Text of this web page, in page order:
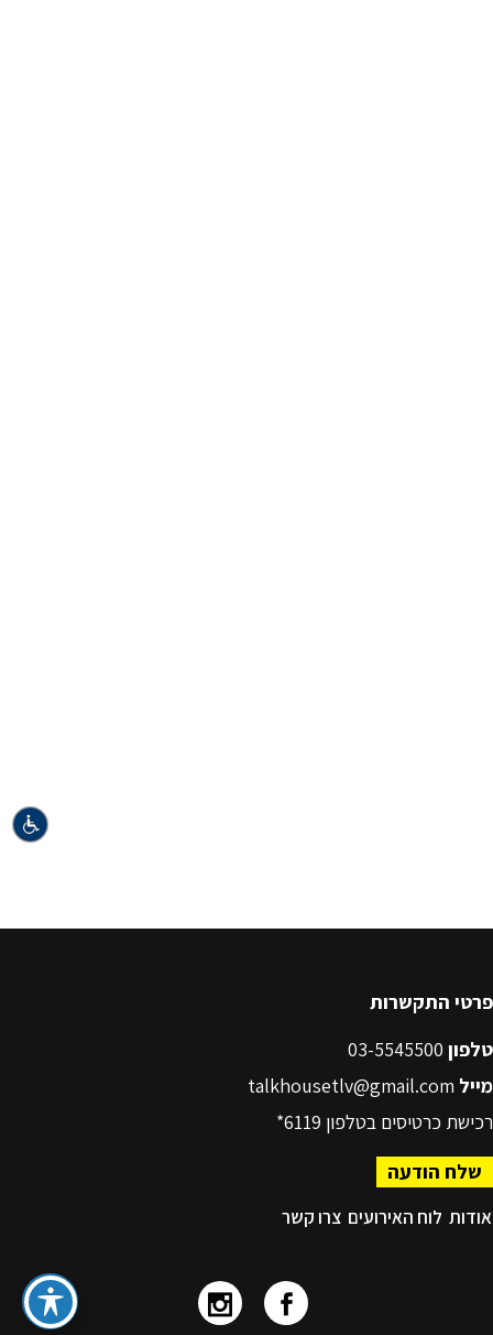
פרטי התקשרות
טלפון
מייל talkhousetlv@gmail.com
רכישת כרטיסים בטלפון 6119*
שלח הודעה
אודות לוח האירועים צרו קשר